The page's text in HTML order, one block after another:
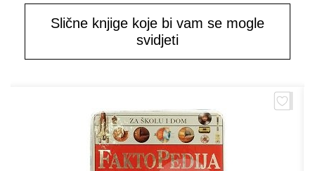
Slične knjige koje bi vam se mogle
svidjeti